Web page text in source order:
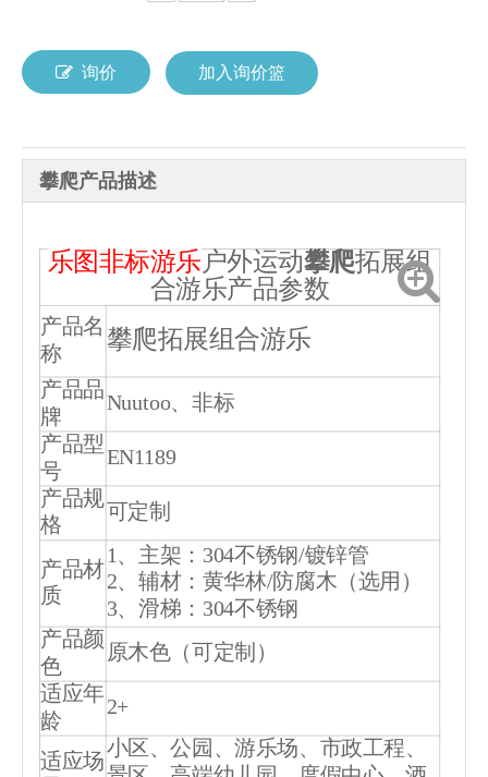
询价 加入询价篮
攀爬产品描述
乐图非标游乐 户外运动攀爬拓展组
合游乐产品参数
产品名
称
攀爬拓展组合游乐
产品品
牌
Nuutoo、非标
产品型
号
EN1189
产品规
格
可定制
产品材
质
1、主架：304不锈钢/镀锌管
2、辅材：黄华林/防腐木（选用）
3、滑梯：304不锈钢
产品颜
色
原木色（可定制）
适应年
龄
2+
适应场
小区、公园、游乐场、市政工程、